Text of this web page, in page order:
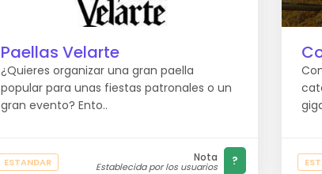
Paellas Velarte
¿Quieres organizar una gran paella
popular para unas fiestas patronales o un
gran evento? Ento..
ESTANDAR Nota
Establecida por los usuarios ?